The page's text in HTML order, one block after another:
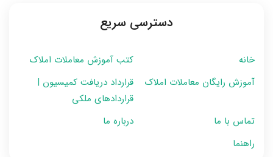
دسترسی سریع
خانه
کتب آموزش معاملات املاک
آموزش رایگان معاملات املاک
قرارداد دریافت کمیسیون |
قراردادهای ملکی
تماس با ما
درباره ما
راهنما